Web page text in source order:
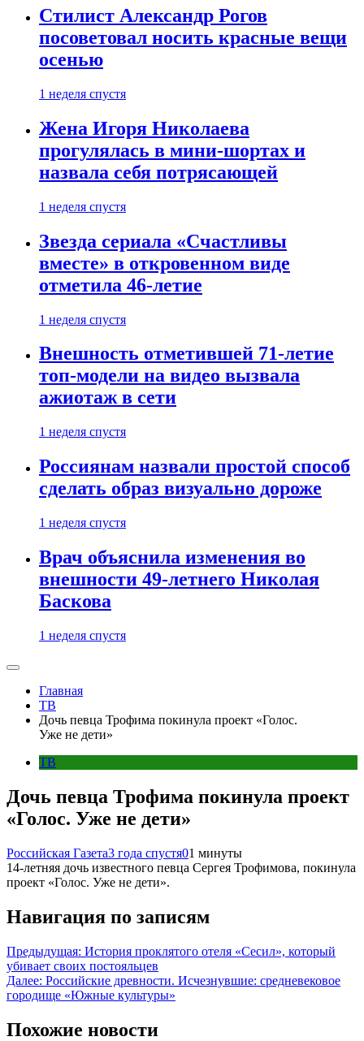
Стилист Александр Рогов
посоветовал носить красные вещи
осенью
1 неделя спустя
Жена Игоря Николаева
прогулялась в мини-шортах и
назвала себя потрясающей
1 неделя спустя
Звезда сериала «Счастливы
вместе» в откровенном виде
отметила 46-летие
1 неделя спустя
Внешность отметившей 71-летие
топ-модели на видео вызвала
ажиотаж в сети
1 неделя спустя
Россиянам назвали простой способ
сделать образ визуально дороже
1 неделя спустя
Врач объяснила изменения во
внешности 49-летнего Николая
Баскова
1 неделя спустя
Главная
ТВ
Дочь певца Трофима покинула проект «Голос.
Уже не дети»
ТВ
Дочь певца Трофима покинула проект
«Голос. Уже не дети»
Российская Газета3 года спустя01 минуты
14-летняя дочь известного певца Сергея Трофимова, покинула
проект «Голос. Уже не дети».
Навигация по записям
Предыдущая: История проклятого отеля «Сесил», который
убивает своих постояльцев
Далее: Российские древности. Исчезнувшие: средневековое
городище «Южные культуры»
Похожие новости